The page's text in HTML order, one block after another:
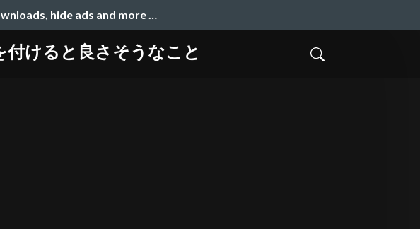
hide ads and more …
けると良さそうなこと